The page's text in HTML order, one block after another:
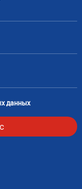
данных